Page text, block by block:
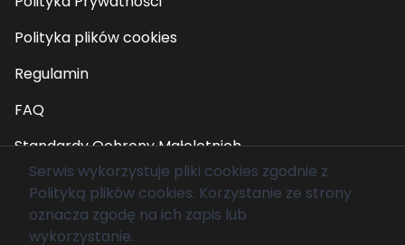
Polityka plików cookies
Regulamin
FAQ
Standardy Ochrony Małoletnich
© 2026 Fundacja Mam Marzenie. Wszelkie prawa
zastrzeżone.
Serwis wykorzystuje pliki cookies zgodnie z
Polityką plików cookies. Korzystanie ze strony
oznacza zgodę na ich zapis lub
wykorzystanie.